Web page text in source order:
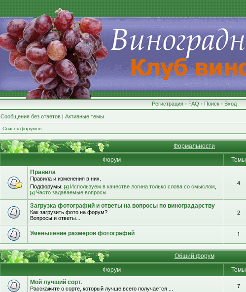
Регистрация • FAQ • Поиск • Вход
Сообщения без ответов | Активные темы
Список форумов
Формальности
Форум
Темы
Правила
Правила и изменения в них.
Подфорумы:
Используем в качестве логина только слова со смыслом
Часто задаваемые вопросы.
4
Загрузка фотографий и ответы на вопросы по виноградарству
Как загрузить фото на форум?
Вопросы и ответы...
2
Уменьшение размеров фотографий 1
Общий форум
Форум
Темы
Мой лучший сорт.
Расскажите о сорте, который лучше всего получается ... 7